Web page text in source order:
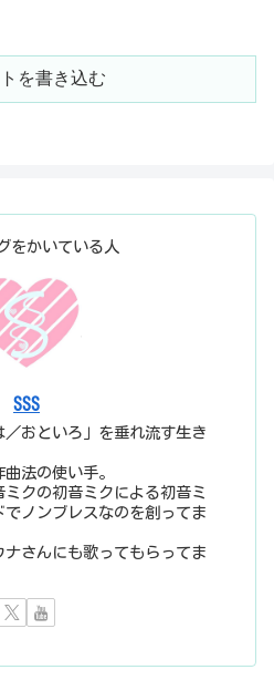
を書き込む
をかいている人
SSS
おといろ」を垂れ流す生き
法の使い手。
クの初音ミクによる初音ミ
ノンブレスなのを創ってま
さんにも歌ってもらってま